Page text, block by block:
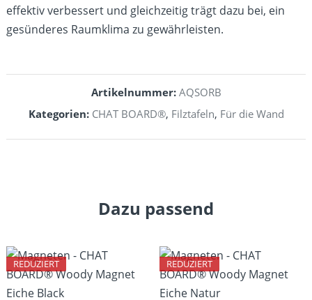
effektiv verbessert und gleichzeitig trägt dazu bei, ein
gesünderes Raumklima zu gewährleisten.
Artikelnummer: AQSORB
Kategorien: CHAT BOARD®, Filztafeln, Für die Wand
Dazu passend
REDUZIERT REDUZIERT